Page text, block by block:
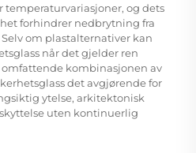
og dets
forhindrer nedbrytning fra
om plastalternativer kan
når det gjelder ren
kombinasjonen av
det avgjørende for
ytelse, arkitektonisk
uten kontinuerlig